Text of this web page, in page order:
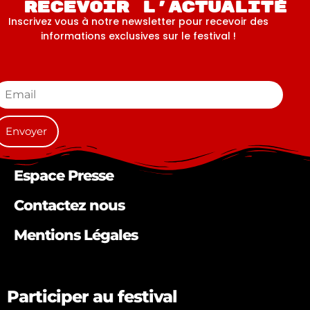
Recevoir l'actualité
Inscrivez vous à notre newsletter pour recevoir des
informations exclusives sur le festival !
Espace Presse
Contactez nous
Mentions Légales
Participer au festival